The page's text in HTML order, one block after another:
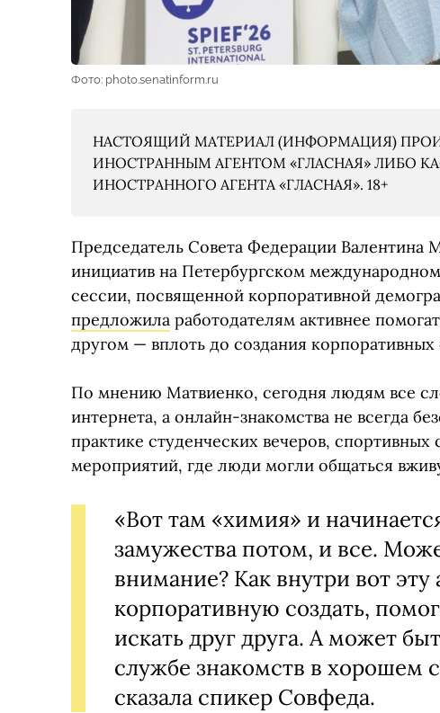
Фото: photo.senatinform.ru
НАСТОЯЩИЙ МАТЕРИАЛ (ИНФОРМАЦИЯ)
ИНОСТРАННЫМ АГЕНТОМ «ГЛАСНАЯ» ЛИБО
ИНОСТРАННОГО АГЕНТА «ГЛАСНАЯ». 18+
Председатель Совета Федерации Валентина
инициатив на Петербургском
сессии, посвященной корпоративной
предложила работодателям активнее
другом — вплоть до создания корпоративных
По мнению Матвиенко, сегодня людям все
интернета, а онлайн-знакомства не всегда
практике студенческих вечеров,
мероприятий, где люди могли общаться
«Вот там «химия» и
замужества потом, и все.
внимание? Как внутри вот
корпоративную создать,
искать друг друга. А может
службе знакомств в хорошем
сказала спикер Совфеда.